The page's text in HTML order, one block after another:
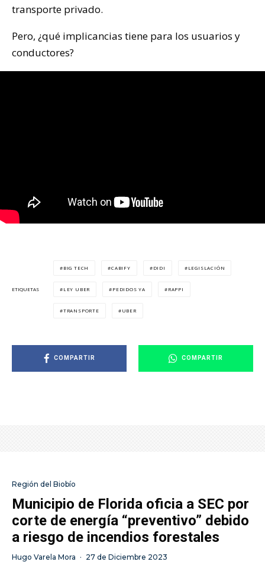
transporte privado.
Pero, ¿qué implicancias tiene para los usuarios y
conductores?
ETIQUETAS
BIG TECH CABIFY DIDI LEGISLACIÓN
LEY UBER PEDIDOS YA RAPPI
TRANSPORTE UBER
COMPARTIR COMPARTIR
Región del Biobío
Municipio de Florida oficia a SEC por
corte de energía “preventivo” debido
a riesgo de incendios forestales
Hugo Varela Mora · 27 de Diciembre 2023